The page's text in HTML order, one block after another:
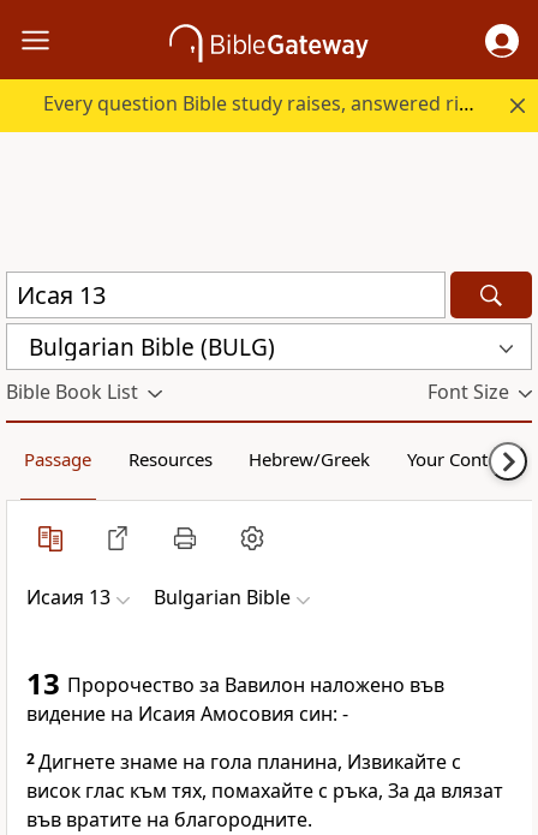
Every question Bible study raises, answered right here.
Bulgarian Bible (BULG)
Bible Book List Font Size
Passage Resources Hebrew/Greek Your Content
Исаия 13 Bulgarian Bible
13 Пророчество за Вавилон наложено във
видение на Исаия Амосовия син: -
2Дигнете знаме на гола планина, Извикайте с
висок глас към тях, помахайте с ръка, За да влязат
във вратите на благородните.